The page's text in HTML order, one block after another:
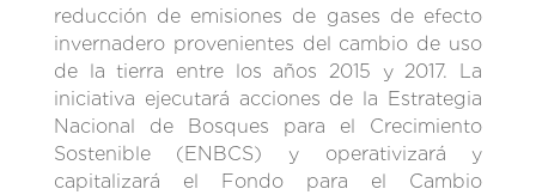
reducción de emisiones de gases de efecto
invernadero provenientes del cambio de uso
de la tierra entre los años 2015 y 2017. La
iniciativa ejecutará acciones de la Estrategia
Nacional de Bosques para el Crecimiento
Sostenible (ENBCS) y operativizará y
capitalizará el Fondo para el Cambio